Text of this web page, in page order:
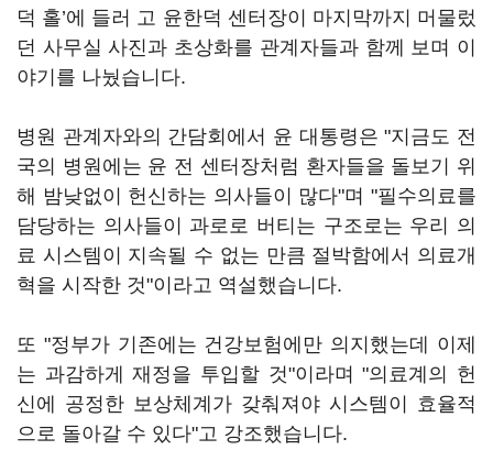
덕 홀’에 들러 고 윤한덕 센터장이 마지막까지 머물렀
던 사무실 사진과 초상화를 관계자들과 함께 보며 이
야기를 나눴습니다.
병원 관계자와의 간담회에서 윤 대통령은 "지금도 전
국의 병원에는 윤 전 센터장처럼 환자들을 돌보기 위
해 밤낮없이 헌신하는 의사들이 많다"며 "필수의료를
담당하는 의사들이 과로로 버티는 구조로는 우리 의
료 시스템이 지속될 수 없는 만큼 절박함에서 의료개
혁을 시작한 것"이라고 역설했습니다.
또 "정부가 기존에는 건강보험에만 의지했는데 이제
는 과감하게 재정을 투입할 것"이라며 "의료계의 헌
신에 공정한 보상체계가 갖춰져야 시스템이 효율적
으로 돌아갈 수 있다"고 강조했습니다.